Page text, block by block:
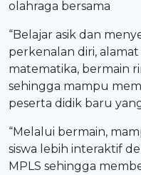
olahraga bersama
“Belajar asik dan
perkenalan diri,
matematika, bermain
sehingga mampu
peserta didik baru
“Melalui bermain,
siswa lebih interaktif
MPLS sehingga